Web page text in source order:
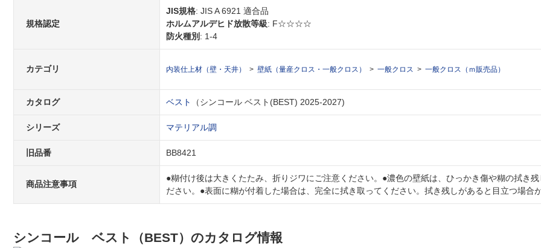
規格認定
JIS規格: JIS A 6921 適合品
ホルムアルデヒド放散等級: F☆☆☆☆
防火種別 : 1-4
カテゴリ 内装仕上材（壁・天井） 壁紙（量産クロス・一般クロス） 一般クロス 一般クロス（ｍ販売品）
カタログ ベスト （シンコール ベスト(BEST) 2025-2027)
シリーズ マテリアル調
旧品番 BB8421
商品注意事項
●糊付け後は大きくたたみ、折りジワにご注意ください。●濃色の壁紙は、ひっかき傷や糊の拭き残
ださい。●表面に糊が付着した場合は、完全に拭き取ってください。拭き残しがあると目立つ場合が
シンコール ベスト（BEST）のカタログ情報